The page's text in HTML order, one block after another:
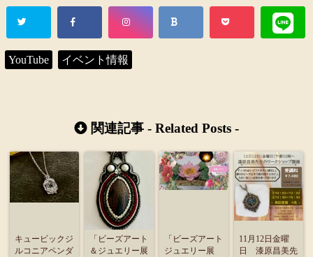
YouTube イベント情報
関連記事 - Related Posts -
キュービックジ
ルコニアペンダ
「ビーズアート
＆ジュエリー展
「ビーズアート
ジュエリー展
11月12日金曜
日 漆原昌美先